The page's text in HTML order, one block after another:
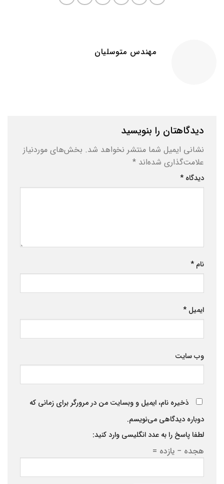
مهندس متوسلیان
دیدگاهتان را بنویسید
نشانی ایمیل شما منتشر نخواهد شد. بخش‌های موردنیاز
علامت‌گذاری شده‌اند *
دیدگاه *
نام *
ایمیل *
وب‌ سایت
ذخیره نام، ایمیل و وبسایت من در مرورگر برای زمانی که
دوباره دیدگاهی می‌نویسم.
لطفا پاسخ را به عدد انگلیسی وارد کنید:
هجده − یازده =